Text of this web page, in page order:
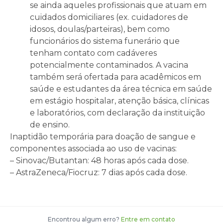
se ainda aqueles profissionais que atuam em
cuidados domiciliares (ex. cuidadores de
idosos, doulas/parteiras), bem como
funcionários do sistema funerário que
tenham contato com cadáveres
potencialmente contaminados. A vacina
também será ofertada para acadêmicos em
saúde e estudantes da área técnica em saúde
em estágio hospitalar, atenção básica, clínicas
e laboratórios, com declaração da instituição
de ensino.
Inaptidão temporária para doação de sangue e
componentes associada ao uso de vacinas:
– Sinovac/Butantan: 48 horas após cada dose.
– AstraZeneca/Fiocruz: 7 dias após cada dose.
Encontrou algum erro? Entre em contato